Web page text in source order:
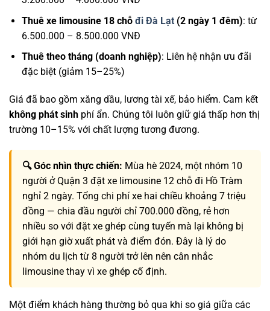
Thuê xe limousine 18 chỗ đi Đà Lạt(2 ngày 1 đêm): từ
6.500.000 – 8.500.000 VNĐ
Thuê theo tháng (doanh nghiệp): Liên hệ nhận ưu đãi
đặc biệt (giảm 15–25%)
Giá đã bao gồm xăng dầu, lương tài xế, bảo hiểm. Cam kết
không phát sinh phí ẩn. Chúng tôi luôn giữ giá thấp hơn thị
trường 10–15% với chất lượng tương đương.
🔍 Góc nhìn thực chiến: Mùa hè 2024, một nhóm 10
người ở Quận 3 đặt xe limousine 12 chỗ đi Hồ Tràm
nghỉ 2 ngày. Tổng chi phí xe hai chiều khoảng 7 triệu
đồng — chia đầu người chỉ 700.000 đồng, rẻ hơn
nhiều so với đặt xe ghép cùng tuyến mà lại không bị
giới hạn giờ xuất phát và điểm đón. Đây là lý do
nhóm du lịch từ 8 người trở lên nên cân nhắc
limousine thay vì xe ghép cố định.
Một điểm khách hàng thường bỏ qua khi so giá giữa các